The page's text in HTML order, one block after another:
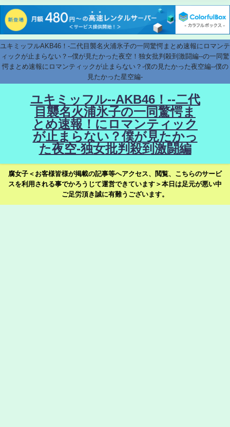
ユキミッフルAKB46！-二代目襲名火浦氷子の一同驚愕まとめ速報にロマンテ
ィックが止まらない？--僕が見たかった夜空！独女批判殺到激闘編--の一同驚
愕まとめ速報にロマンティックが止まらない？-僕の見たかった夜空編--僕の
見たかった星空編-
ユキミッフル--AKB46！--二代
目襲名火浦氷子の一同驚愕ま
とめ速報！にロマンティック
が止まらない？僕が見たかっ
た夜空-独女批判殺到激闘編
腐女子＜お客様皆様が掲載の記事等へアクセス、閲覧、こちらのサービ
スを利用される事でかろうじて運営できています＞本日は足元が悪い中
ご足労頂き誠に有難うございます。